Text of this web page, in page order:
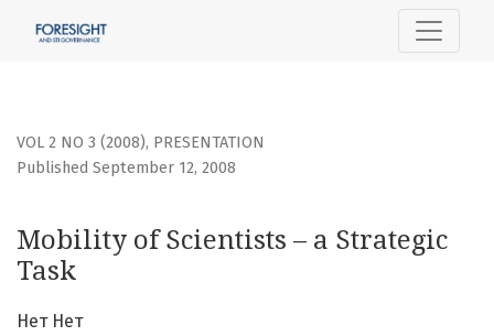
VOL 2 NO 3 (2008), PRESENTATION
Mobility of Scientists – a Strategic
Task
Published September 12, 2008
Нет Нет